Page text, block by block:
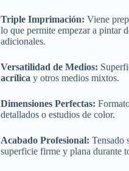
Triple Imprimación: Viene
lo que permite empezar a pintar
adicionales.
Versatilidad de Medios:
acrílica y otros medios mixtos.
Dimensiones Perfectas:
detallados o estudios de color.
Acabado Profesional: Tensado
superficie firme y plana durante